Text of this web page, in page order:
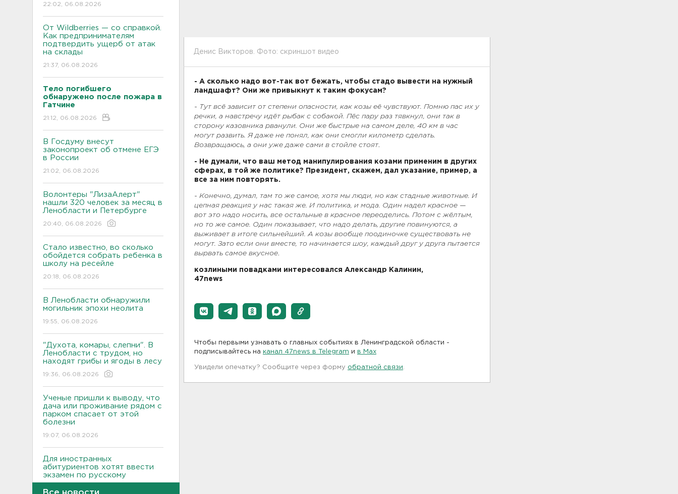
22:02, 06.08.2026
От Wildberries — со справкой.
Как предпринимателям
подтвердить ущерб от атак
на склады
21:37, 06.08.2026
Тело погибшего
обнаружено после пожара в
Гатчине
21:12, 06.08.2026
В Госдуму внесут
законопроект об отмене ЕГЭ
в России
21:02, 06.08.2026
Волонтеры "ЛизаАлерт"
нашли 320 человек за месяц в
Ленобласти и Петербурге
20:40, 06.08.2026
Стало известно, во сколько
обойдется собрать ребенка в
школу на ресейле
20:18, 06.08.2026
В Ленобласти обнаружили
могильник эпохи неолита
19:55, 06.08.2026
"Духота, комары, слепни". В
Ленобласти с трудом, но
находят грибы и ягоды в лесу
19:36, 06.08.2026
Ученые пришли к выводу, что
дача или проживание рядом с
парком спасает от этой
болезни
19:07, 06.08.2026
Для иностранных
абитуриентов хотят ввести
экзамен по русскому
18:49, 06.08.2026
Денис Викторов. Фото: скриншот видео
- А сколько надо вот-так вот бежать, чтобы стадо вывести на нужный
ландшафт? Они же привыкнут к таким фокусам?
- Тут всё зависит от степени опасности, как козы её чувствуют. Помню пас их у
речки, а навстречу идёт рыбак с собакой. Пёс пару раз тявкнул, они так в
сторону казовника рванули. Они же быстрые на самом деле, 40 км в час
могут развить. Я даже не понял, как они смогли километр сделать.
Возвращаюсь, а они уже даже сами в стойле стоят.
- Не думали, что ваш метод манипулирования козами применим в других
сферах, в той же политике? Президент, скажем, дал указание, пример, а
все за ним повторять.
- Конечно, думал, там то же самое, хотя мы люди, но как стадные животные. И
цепная реакция у нас такая же. И политика, и мода. Один надел красное —
вот это надо носить, все остальные в красное переоделись. Потом с жёлтым,
но то же самое. Один показывает, что надо делать, другие повинуются, а
выживает в итоге сильнейший. А козы вообще поодиночке существовать не
могут. Зато если они вместе, то начинается шоу, каждый друг у друга пытается
вырвать самое вкусное
козлиными повадками интересовался Александр Калинин,
47news
Чтобы первыми узнавать о главных событиях в Ленинградской области -
подписывайтесь на канал 47news в Telegram и в Maх
Увидели опечатку? Сообщите через форму обратной связи